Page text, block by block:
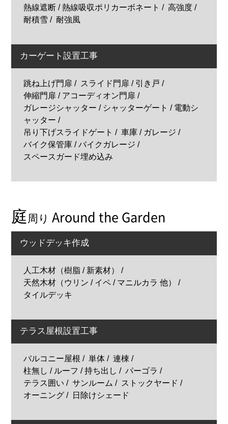
熱線遮断 / 熱線吸収ポリカーボネート
高強度
耐積雪
耐強風
カーゲート設置工事
跳ね上げ門扉
スライド門扉 / 引き戸
伸縮門扉 / アコーディオン門扉
ガレージシャッター / シャッターゲート / 電動シ
ャッター
吊り下げスライドゲート
車庫 / ガレージ
バイク保管庫 / バイクガレージ
スペースガード埋め込み
庭周りAround the Garden
ウッドデッキ作成
人工木材（樹脂 / 新素材）
天然木材（ウリン / イペ / マニルカラ 他）
タイルデッキ
テラス屋根設置工事
バルコニー屋根 単体
連棟
柱無し / ルーフ / 持ち出し
パーゴラ
テラス囲い
サンルーム
ストックヤード
オーニング
日除けシェード